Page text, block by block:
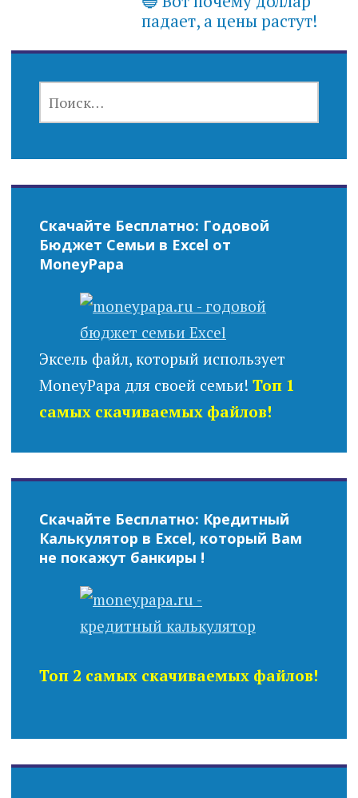
падает, а цены растут!
Скачайте Бесплатно: Годовой
Бюджет Семьи в Excel от
MoneyPapa
Эксель файл, который использует
MoneyPapa для своей семьи! Топ 1
самых скачиваемых файлов!
Скачайте Бесплатно: Кредитный
Калькулятор в Excel, который Вам
не покажут банкиры !
Топ 2 самых скачиваемых файлов!